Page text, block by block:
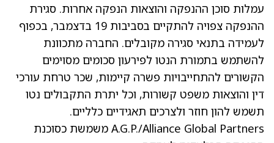
עמלות סוכן ההנפקה והוצאות הנפקה אחרות. סגירת
ההנפקה צפויה להתקיים בסביבות 19 בדצמבר, בכפוף
לעמידה בתנאי סגירה מקובלים. החברה מתכוונת
להשתמש בתמורת הנטו לפירעון סכומים מסוימים
הקשורים להתחייבויות פשרה קיימות, שכר טרחת עורכי
דין והוצאות משפט קשורות, וכל יתרת התקבולים נטו
תשמש להון חוזר ולצרכים תאגידיים כלליים.
A.G.P./Alliance Global Partners משמשת כסוכנת